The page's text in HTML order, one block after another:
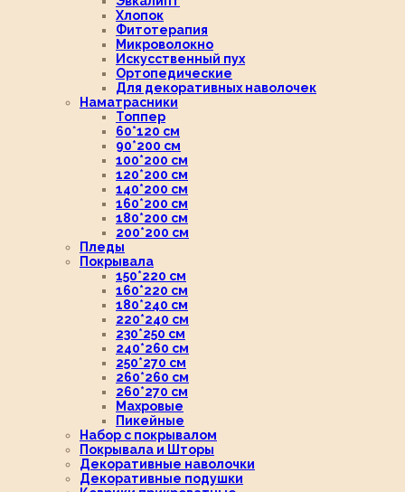
Хлопок
Фитотерапия
Микроволокно
Искусственный пух
Ортопедические
Для декоративных наволочек
Наматрасники
Топпер
60*120 см
90*200 см
100*200 см
120*200 см
140*200 см
160*200 см
180*200 см
200*200 см
Пледы
Покрывала
150*220 см
160*220 см
180*240 см
220*240 см
230*250 см
240*260 см
250*270 см
260*260 см
260*270 см
Махровые
Пикейные
Набор с покрывалом
Покрывала и Шторы
Декоративные наволочки
Декоративные подушки